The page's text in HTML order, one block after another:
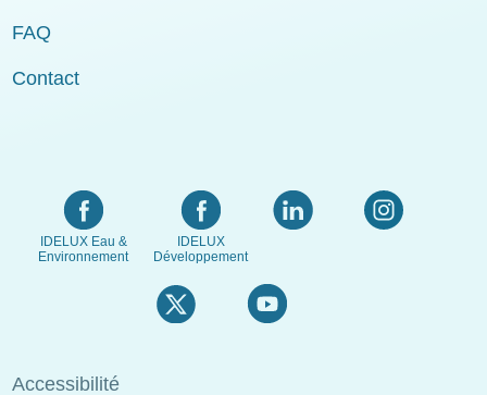
FAQ
Contact
IDELUX Eau &
Environnement
IDELUX
Développement
Menu
Accessibilité